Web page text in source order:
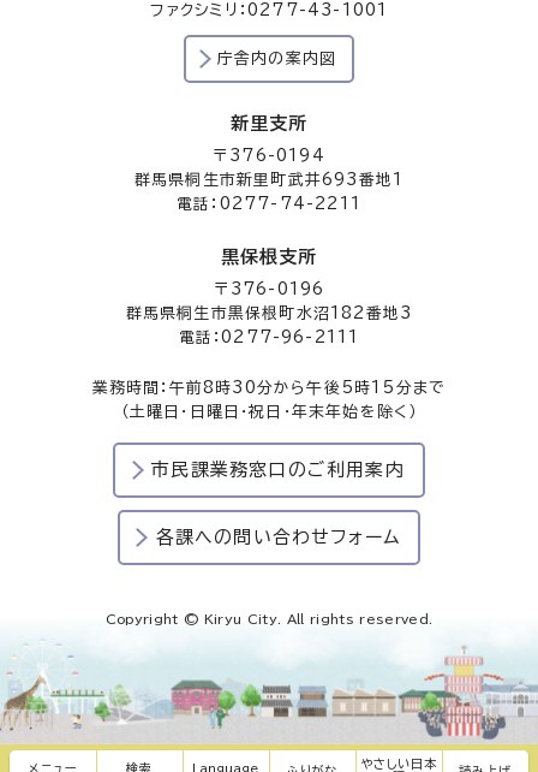
メニュー 検索 Language
やさしい日本
ファクシミリ：0277-43-1001
庁舎内の案内図
新里支所
〒376-0194
群馬県桐生市新里町武井693番地1
電話：0277-74-2211
黒保根支所
〒376-0196
群馬県桐生市黒保根町水沼182番地3
電話：0277-96-2111
業務時間：午前8時30分から午後5時15分まで
（土曜日・日曜日・祝日・年末年始を除く）
市民課業務窓口のご利用案内
各課への問い合わせフォーム
Copyright © Kiryu City. All rights reserved.